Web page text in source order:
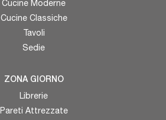
Cucine Moderne
Cucine Classiche
Tavoli
Sedie
ZONA GIORNO
Librerie
Pareti Attrezzate